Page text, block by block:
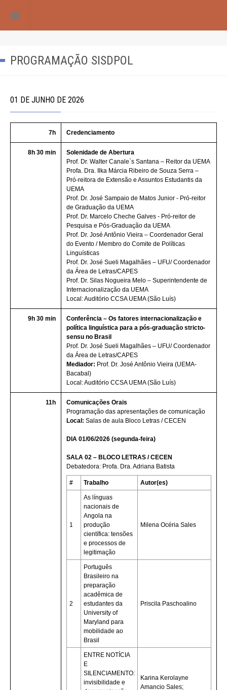
reorder
PROGRAMAÇÃO SISDPOL
01 DE JUNHO DE 2026
7h Credenciamento
8h 30 min
Solenidade de Abertura
Prof. Dr. Walter Canale`s Santana – Reitor da UEMA
Profa. Dra. Ilka Márcia Ribeiro de Souza Serra –
Pró-reitora de Extensão e Assuntos Estudantis da
UEMA
Prof. Dr. José Sampaio de Matos Junior - Pró-reitor
de Graduação da UEMA
Prof. Dr. Marcelo Cheche Galves - Pró-reitor de
Pesquisa e Pós-Graduação da UEMA
Prof. Dr. José Antônio Vieira – Coordenador Geral
do Evento / Membro do Comite de Políticas
Linguísticas
Prof. Dr. José Sueli Magalhães – UFU/ Coordenador
da Área de Letras/CAPES
Prof. Dr. Silas Nogueira Melo – Superintendente de
Internacionalização da UEMA
Local: Auditório CCSA UEMA (São Luís)
9h 30 min
Conferência – Os fatores internacionalização e
política linguística para a pós-graduação stricto-
sensu no Brasil
Prof. Dr. José Sueli Magalhães – UFU/ Coordenador
da Área de Letras/CAPES
Mediador: Prof. Dr. José Antônio Vieira (UEMA-
Bacabal)
Local: Auditório CCSA UEMA (São Luís)
11h
Comunicações Orais
Programação das apresentações de comunicação
Local: Salas de aula Bloco Letras / CECEN
DIA 01/06/2026 (segunda-feira)
SALA 02 – BLOCO LETRAS / CECEN
Debatedora: Profa. Dra. Adriana Batista
# Trabalho Autor(es)
1
As línguas
nacionais de
Angola na
produção
científica: tensões
e processos de
legitimação
Milena Océria Sales
2
Português
Brasileiro na
preparação
acadêmica de
estudantes da
University of
Maryland para
mobilidade ao
Brasil
Priscila Paschoalino
ENTRE NOTÍCIA
E
SILENCIAMENTO:
invisibilidade e
Karina Kerolayne
Amancio Sales;